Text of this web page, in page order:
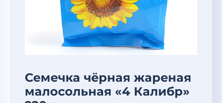
Семечка чёрная жареная
малосольная «4 Калибр»